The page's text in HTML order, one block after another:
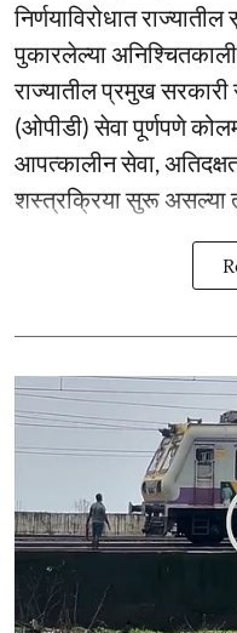
निर्णयाविरोधात
पुकारलेल्या
राज्यातील प्रमुख सरकारी
(ओपीडी) सेवा पूर्णपणे
आपत्कालीन सेवा,
शस्त्रक्रिया सुरू असल्या